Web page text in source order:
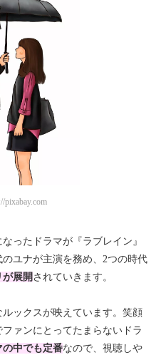
pixabay.com
ったドラマが『ラブレイン』
ユナが主演を務め、2つの時代
展開 されていきます。
ックスが映えています。笑顔
ァンにとってたまらないドラ
中でも定番なので、視聴しや